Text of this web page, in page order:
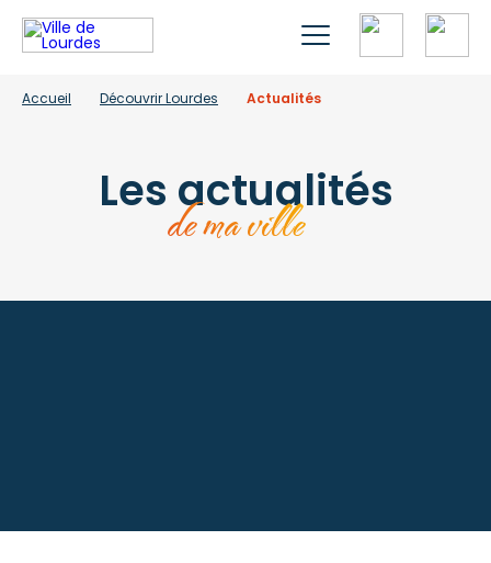
Accueil Découvrir Lourdes Actualités
Les actualités
de ma ville